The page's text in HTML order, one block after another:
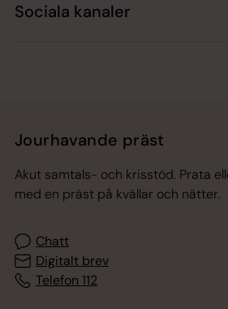
Sociala kanaler
Jourhavande präst
Akut samtals- och krisstöd. Prata
med en präst på kvällar och nätter.
Chatt
Digitalt brev
Telefon 112